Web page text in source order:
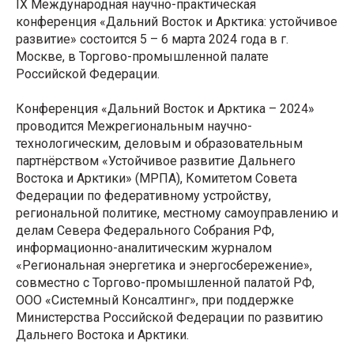
IX Международная научно-практическая
конференция «Дальний Восток и Арктика: устойчивое
развитие» состоится 5 – 6 марта 2024 года в г.
Москве, в Торгово-промышленной палате
Российской Федерации.
Конференция «Дальний Восток и Арктика – 2024»
проводится Межрегиональным научно-
технологическим, деловым и образовательным
партнёрством «Устойчивое развитие Дальнего
Востока и Арктики» (МРПА), Комитетом Совета
Федерации по федеративному устройству,
региональной политике, местному самоуправлению и
делам Севера Федерального Собрания РФ,
информационно-аналитическим журналом
«Региональная энергетика и энергосбережение»,
совместно с Торгово-промышленной палатой РФ,
ООО «Системный Консалтинг», при поддержке
Министерства Российской Федерации по развитию
Дальнего Востока и Арктики.